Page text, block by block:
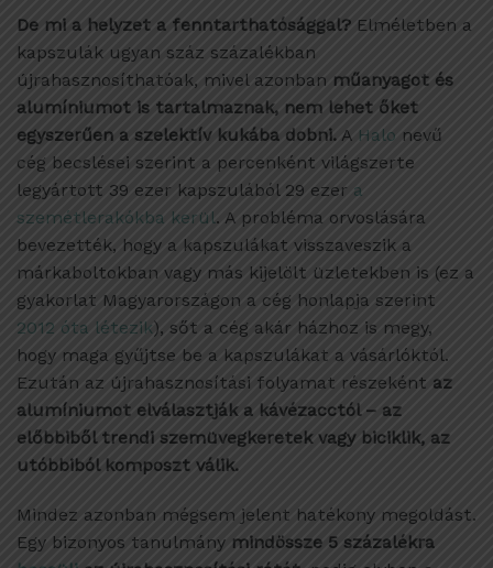
De mi a helyzet a fenntarthatósággal? Elméletben a
kapszulák ugyan száz százalékban
újrahasznosíthatóak, mivel azonban műanyagot és
alumíniumot is tartalmaznak, nem lehet őket
egyszerűen a szelektív kukába dobni. A Halo nevű
cég becslései szerint a percenként világszerte
legyártott 39 ezer kapszulából 29 ezer a
szemétlerakókba kerül. A probléma orvoslására
bevezették, hogy a kapszulákat visszaveszik a
márkaboltokban vagy más kijelölt üzletekben is (ez a
gyakorlat Magyarországon a cég honlapja szerint
2012 óta létezik), sőt a cég akár házhoz is megy,
hogy maga gyűjtse be a kapszulákat a vásárlóktól.
Ezután az újrahasznosítási folyamat részeként az
alumíniumot elválasztják a kávézacctól – az
előbbiből trendi szemüvegkeretek vagy biciklik, az
utóbbiból komposzt válik.
Mindez azonban mégsem jelent hatékony megoldást.
Egy bizonyos tanulmány mindössze 5 százalékra